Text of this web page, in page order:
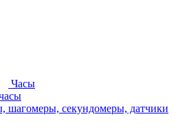
Часы
шагомеры, секундомеры, датчики